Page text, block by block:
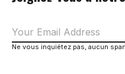
Ne vous inquiétez pas, aucun